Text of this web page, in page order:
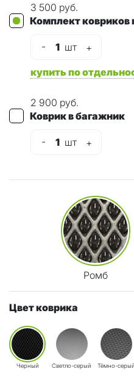
3 500 руб.
Комплект ковриков
- 1 шт
+
купить по
2 900 руб.
Коврик в багажник
- 1 шт +
Ромб
Цвет коврика
Черный Светло-серый Тёмно-серый